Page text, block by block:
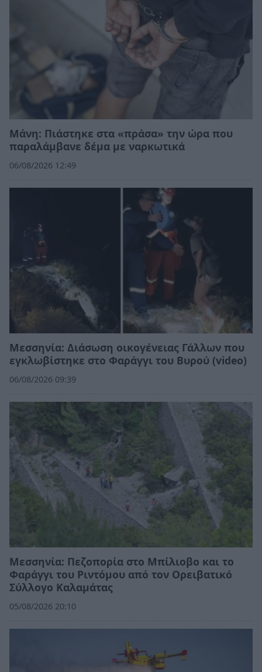
Μάνη: Πιάστηκε στα «πράσα» την ώρα που
παραλάμβανε δέμα με ναρκωτικά
06/08/2026 12:49
Μεσσηνία: Διάσωση οικογένειας Γάλλων που
εγκλωβίστηκε στο Φαράγγι του Βυρού (video)
06/08/2026 09:39
Μεσσηνία: Πεζοπορία στο Μπίλιοβο και το
Φαράγγι του Ριντόμου από τον Ορειβατικό
Σύλλογο Καλαμάτας
05/08/2026 20:10